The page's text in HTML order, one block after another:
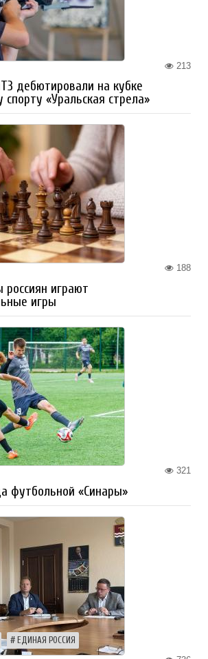
213
дебютировали на кубке
«Уральская стрела»
188
россиян играют
игры
321
футбольной «Синары»
ЕДИНАЯ РОССИЯ